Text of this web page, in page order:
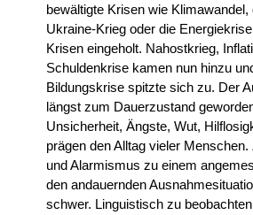
bewältigte Krisen wie
Ukraine-Krieg oder die
Krisen eingeholt. Nahostkrieg,
Schuldenkrise kamen nun hinzu
Bildungskrise spitzte sich zu. Der
längst zum Dauerzustand
Unsicherheit, Ängste, Wut,
prägen den Alltag vieler
und Alarmismus zu einem
den andauernden
schwer. Linguistisch zu